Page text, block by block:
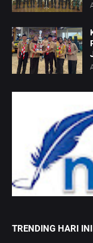
TRENDING HARI INI